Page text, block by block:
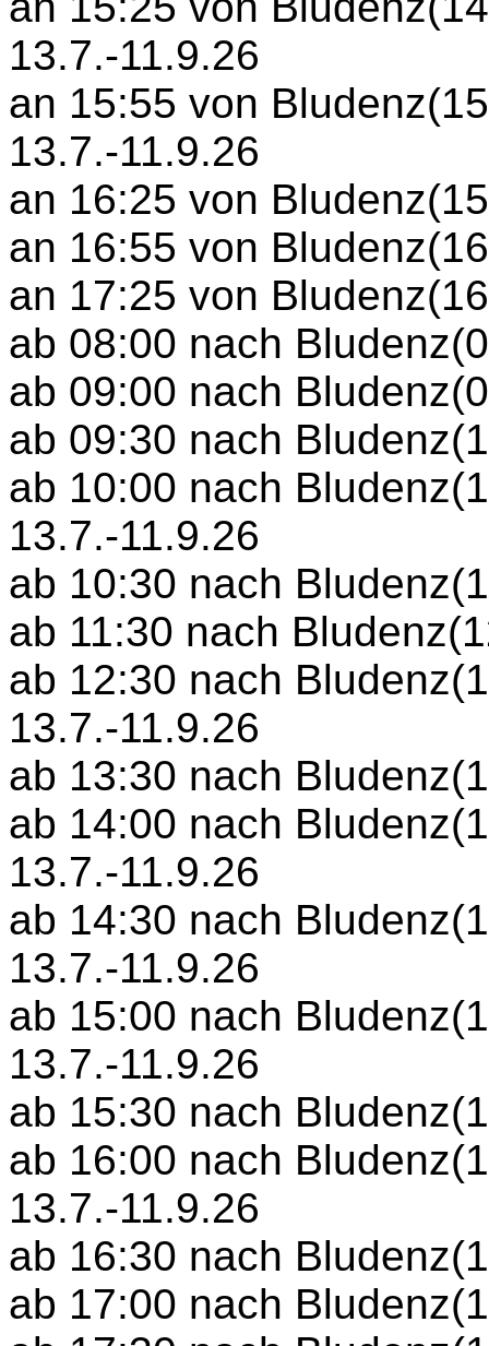
13.7.-11.9.26
an 15:55 von
13.7.-11.9.26
an 16:25 von
an 16:55 von
an 17:25 von
ab 08:00 nach
ab 09:00 nach
ab 09:30 nach
ab 10:00 nach
13.7.-11.9.26
ab 10:30 nach
ab 11:30 nach
ab 12:30 nach
13.7.-11.9.26
ab 13:30 nach
ab 14:00 nach
13.7.-11.9.26
ab 14:30 nach
13.7.-11.9.26
ab 15:00 nach
13.7.-11.9.26
ab 15:30 nach
ab 16:00 nach
13.7.-11.9.26
ab 16:30 nach
ab 17:00 nach